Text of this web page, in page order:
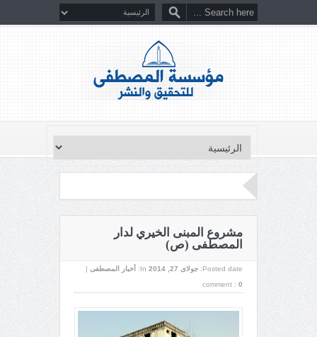
مشروع المبنى الخيري لدار
المصطفى (ص)
Posted date: جولای 27, 2014 In: أخبار المصطفى |
comment : 0